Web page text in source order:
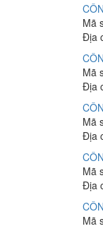
Mã
Địa
Mã
Địa
Mã
Địa
Mã
Địa
Mã